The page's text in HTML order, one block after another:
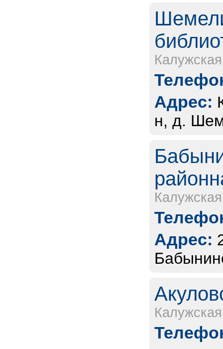
Адрес:
н, д.
Адрес: